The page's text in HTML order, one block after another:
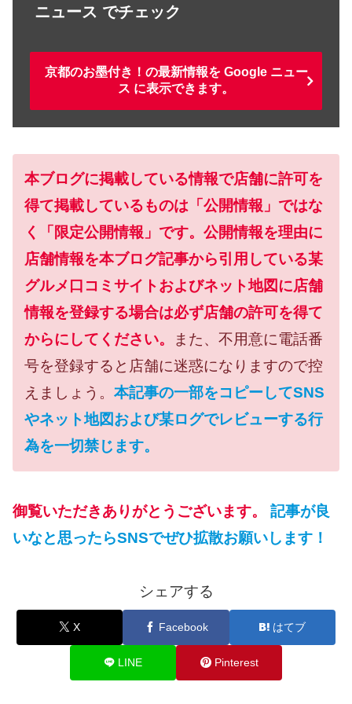
ニュース でチェック
京都のお墨付き！の最新情報を Google ニュー
ス に表示できます。
本ブログに掲載している情報で店舗に許可を
得て掲載しているものは「公開情報」ではな
く「限定公開情報」です。公開情報を理由に
店舗情報を本ブログ記事から引用している某
グルメ口コミサイトおよびネット地図に店舗
情報を登録する場合は必ず店舗の許可を得て
からにしてください。
また、不用意に電話番
号を登録すると店舗に迷惑になりますので控
えましょう。 本記事の一部をコピーしてSNS
やネット地図および某ログでレビューする行
為を一切禁じます。
御覧いただきありがとうございます。
記事が良
いなと思ったらSNSでぜひ拡散お願いします！
シェアする
X Facebook はてブ
LINE Pinterest